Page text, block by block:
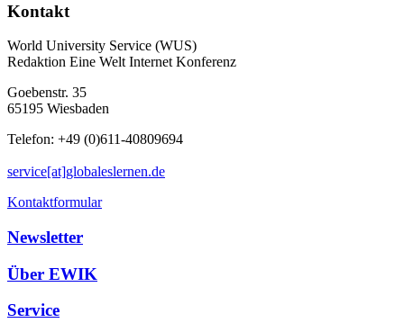
Kontakt
World University Service (WUS)
Redaktion Eine Welt Internet Konferenz
Goebenstr. 35
65195 Wiesbaden
Telefon: +49 (0)611-40809694
service[at]globaleslernen.de
Kontaktformular
Newsletter
Über EWIK
Service